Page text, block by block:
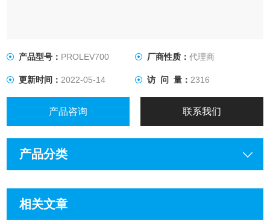
产品型号： PROLEV700 厂商性质： 代理商
更新时间：2022-05-14 访 问 量： 2316
产品咨询 联系我们
产品分类
相关文章